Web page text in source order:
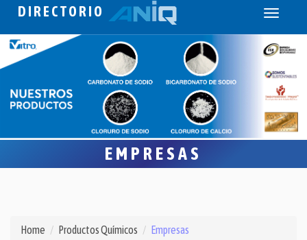
DIRECTORIO
Toggle
EMPRESAS
Home Productos Químicos Empresas